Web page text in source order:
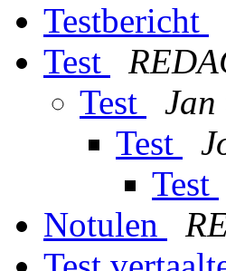
Testbericht
Test
Test
Jan
Test
Test
Notulen